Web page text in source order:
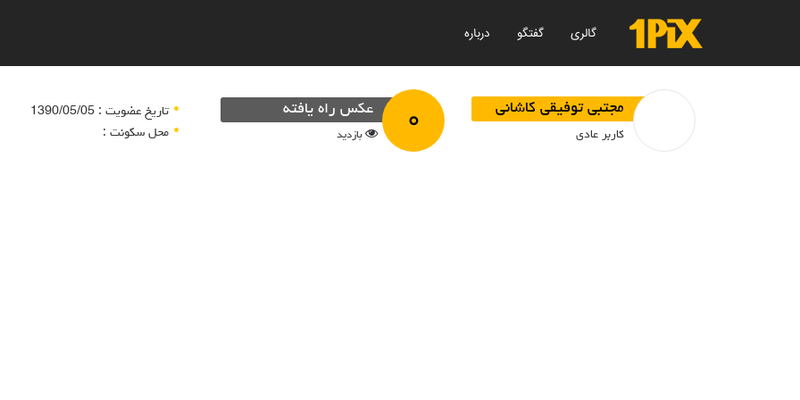
گالری گفتگو درباره
مجتبی توفیقی کاشانی
کاربر عادی ۰ عکس راه یافته
بازدید
تاریخ عضویت : 1390/05/05
محل سکونت :